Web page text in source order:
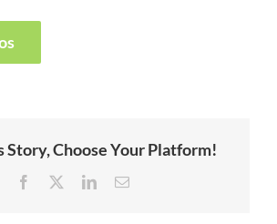
Story, Choose Your Platform!
Facebook LinkedInEmail